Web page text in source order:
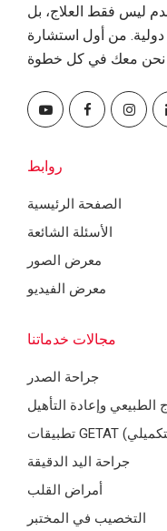
ليس فقط العلاج، بل
دولية. من أول استشارة
روابط
الصفحة الرئيسية
الأسئلة الشائعة
معرض الصور
معرض الفيديو
مجالات خدماتنا
جراحة الصدر
الطبيعي وإعادة التأهيل
جراحة اليد الدقيقة
أمراض القلب
التخصيب في المختبر